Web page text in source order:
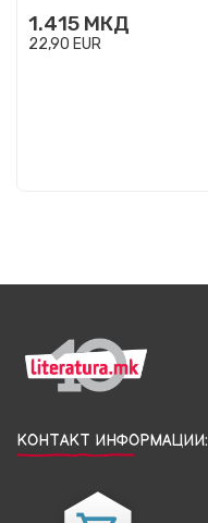
1.415 МКД
22,90 EUR
КОНТАКТ ИНФОРМАЦИИ: